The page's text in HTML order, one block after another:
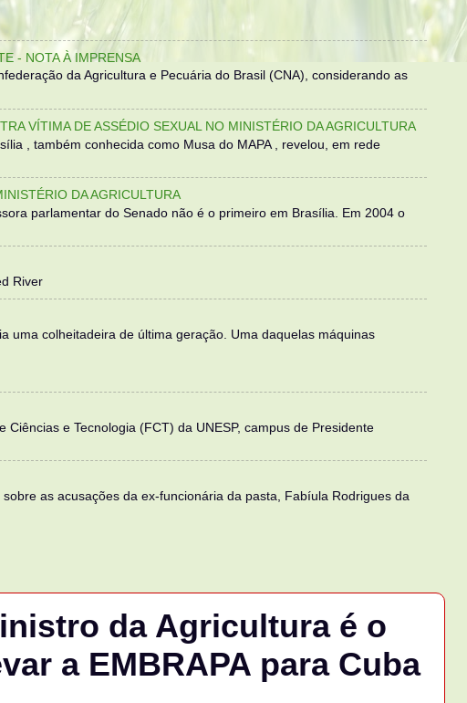
- NOTA À IMPRENSA
da Agricultura e Pecuária do Brasil (CNA), considerando as
VÍTIMA DE ASSÉDIO SEXUAL NO MINISTÉRIO DA AGRICULTURA
, também conhecida como Musa do MAPA , revelou, em rede
DA AGRICULTURA
parlamentar do Senado não é o primeiro em Brasília. Em 2004 o
River
uma colheitadeira de última geração. Uma daquelas máquinas
e Tecnologia (FCT) da UNESP, campus de Presidente
as acusações da ex-funcionária da pasta, Fabíula Rodrigues da
da Agricultura é o
a EMBRAPA para Cuba